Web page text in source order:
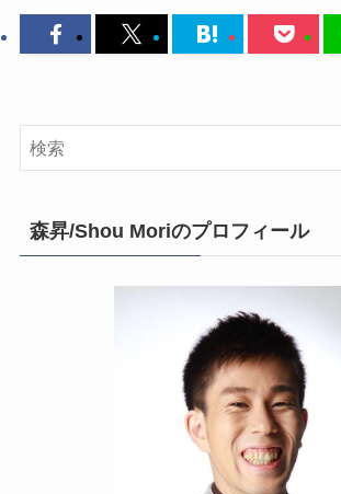
森昇/Shou Moriのプロフィール